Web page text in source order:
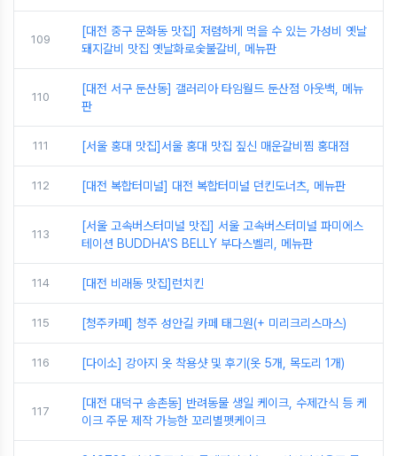
109
[대전 중구 문화동 맛집] 저렴하게 먹을 수 있는 가성비 옛날
돼지갈비 맛집 옛날화로숯불갈비, 메뉴판
110
[대전 서구 둔산동] 갤러리아 타임월드 둔산점 아웃백, 메뉴
판
111 [서울 홍대 맛집]서울 홍대 맛집 짚신 매운갈비찜 홍대점
112 [대전 복합터미널] 대전 복합터미널 던킨도너츠, 메뉴판
113
[서울 고속버스터미널 맛집] 서울 고속버스터미널 파미에스
테이션 BUDDHA'S BELLY 부다스벨리, 메뉴판
114 [대전 비래동 맛집]런치킨
115 [청주카페] 청주 성안길 카페 태그원(+ 미리크리스마스)
116 [다이소] 강아지 옷 착용샷 및 후기(옷 5개, 목도리 1개)
117
[대전 대덕구 송촌동] 반려동물 생일 케이크, 수제간식 등 케
이크 주문 제작 가능한 꼬리별펫케이크